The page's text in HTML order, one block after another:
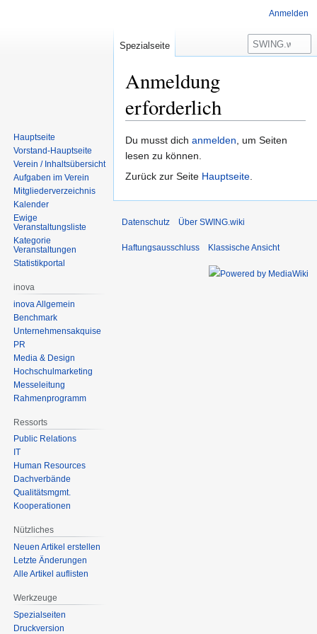
Anmeldung
erforderlich
Zur
Navigation
springen
Zur
Suche
springen
Du musst dich anmelden, um Seiten
lesen zu können.
Zurück zur Seite Hauptseite.
Anmelden
Spezialseite Suche
Hauptseite
Vorstand-Hauptseite
Verein / Inhaltsübersicht
Aufgaben im Verein
Mitgliederverzeichnis
Kalender
Ewige
Veranstaltungsliste
Kategorie
Veranstaltungen
Statistikportal
inova
inova Allgemein
Benchmark
Unternehmensakquise
PR
Media & Design
Hochschulmarketing
Messeleitung
Rahmenprogramm
Ressorts
Public Relations
IT
Human Resources
Dachverbände
Qualitätsmgmt.
Kooperationen
Nützliches
Neuen Artikel erstellen
Letzte Änderungen
Alle Artikel auflisten
Werkzeuge
Spezialseiten
Druckversion
Datenschutz Über SWING.wiki
Haftungsausschluss Klassische Ansicht